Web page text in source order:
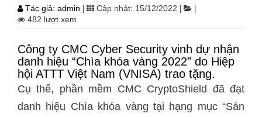
Tác giả: admin Cập nhật: 15/12/2022
482 lượt xem
Công ty CMC Cyber Security vinh dự nhận
danh hiệu “Chìa khóa vàng 2022” do Hiệp
hội ATTT Việt Nam (VNISA) trao tặng.
Cụ thể, phần mềm CMC CryptoShield đã đạt
danh hiệu Chìa khóa vàng tại hạng mục “Sản